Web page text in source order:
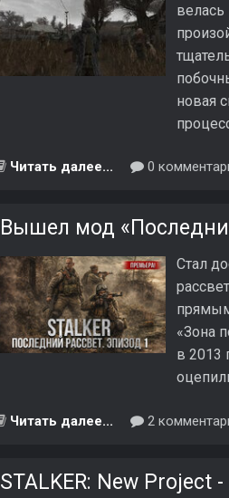
велась
новая
Читать далее... 0
Вышел мод
Стал
«Зона
в 2013
Читать далее... 2
STALKER: New Project